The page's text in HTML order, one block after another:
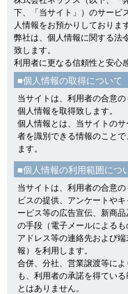
下、「当サイト」）のサービ
人情報をお預かりしております
弊社は、個人情報に関する法
致します。
利用者に更なる信頼性と安心
■個人情報の取得について
当サイトは、利用者の合意
個人情報を取得致します。
個人情報とは、当サイトの
者を識別できる情報のこと
ます。
■個人情報の利用範囲につ
当サイトは、利用者の合意
ビスの提供、アンケートや
ービス等の広告宣伝、新商
の手段（電子メールによる
アドレス等の連絡先および
報）を利用します。
合併、分社、営業譲渡等に
も、利用者の承諾を得てい
とはありません。